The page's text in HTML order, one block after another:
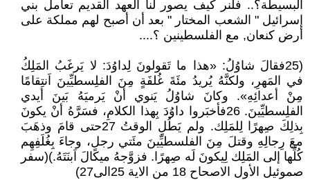
البسيطة؟.. فلنر كيف يصور لنا العهد القديم تعامل بني
إسرائيل " الشعب المختار " بعد أن أصبح لهم مملكة على
أرض كنعان, مع الفلسطينين ؟....
(25فقالَ شاوُلُ: «هذا ما تَقولونَ لِداوُدَ: لا يَرغَبُ المَلِكُ
في المَهرِ، ولكنَّهُ يُريدُ مئَةَ غُلفَةٍ مِنَ الفلِسطيِّينَ اَنتِقامًا
مِنْ أعدائِهِ». وكانَ شاوُلُ يَنوي أنْ يَرميَهُ بَينَ أيدي
الفلِسطيِّينَ. 26فأخبَروا داوُدَ بِهذا الكلامِ، فسَرَّهُ أنْ يكونَ
بِذلِكَ صِهرًا لِلمَلِك. ولم يَطُلِ الوقتُ 27حتى قامَ وذهَبَ
معَ رِجالِهِ وقتلَ مِنَ الفلسطيِّينَ مئَتي رجلٍ، وجاءَ بِغُلَفِهِم
كُلِّها إلى المَلِك لِيكونَ لَه صِهرًا. فزوَّجهُ ميكالَ اَبنَتَهُ.)(سفر
صموئيل الأول الاصحاح 18 من الاية 25الى27)